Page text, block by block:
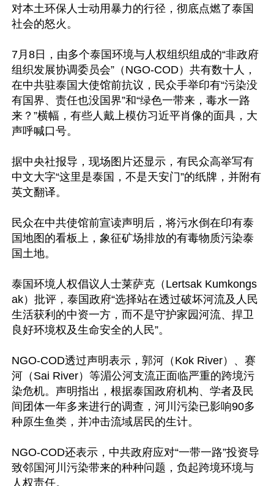
对本土环保人士动用暴力的行径，彻底点燃了泰国
社会的怒火。
7月8日，由多个泰国环境与人权组织组成的“非政府
组织发展协调委员会”（NGO-COD）共有数十人，
在中共驻泰国大使馆前抗议，民众手举印有“污染没
有国界、责任也没国界”和“绿色一带来，毒水一路
来？”横幅，有些人戴上模仿习近平肖像的面具，大
声呼喊口号。
据中央社报导，现场图片还显示，有民众高举写有
中文大字“这里是泰国，不是天安门”的纸牌，并附有
英文翻译。
民众在中共使馆前宣读声明后，将污水倒在印有泰
国地图的看板上，象征矿场排放的有毒物质污染泰
国土地。
泰国环境人权倡议人士莱萨克（Lertsak Kumkongs
ak）批评，泰国政府“选择站在透过破坏河流及人民
生活获利的中资一方，而不是守护家园河流、捍卫
良好环境权及生命安全的人民”。
NGO-COD透过声明表示，郭河（Kok River）、赛
河（Sai River）等湄公河支流正面临严重的跨境污
染危机。声明指出，根据泰国政府机构、学者及民
间团体一年多来进行的调查，河川污染已影响90多
种原生鱼类，并冲击流域居民的生计。
NGO-COD还表示，中共政府应对“一带一路”投资导
致邻国河川污染带来的种种问题，负起跨境环境与
人权责任。